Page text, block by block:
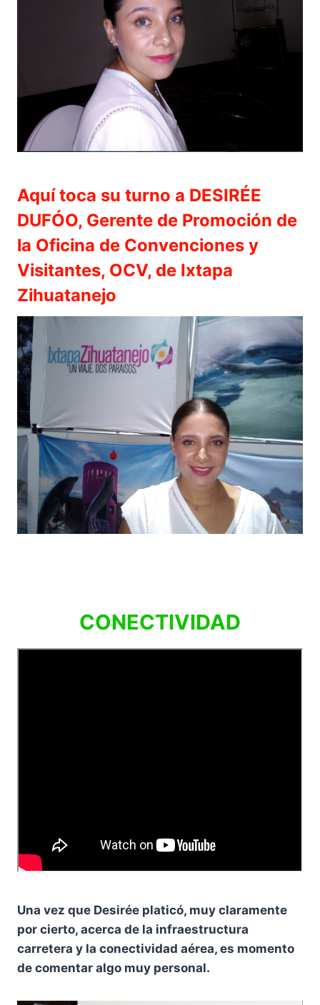
Aquí toca su turno a DESIRÉE
DUFÓO, Gerente de Promoción de
la Oficina de Convenciones y
Visitantes, OCV, de Ixtapa
Zihuatanejo
CONECTIVIDAD
Una vez que Desirée platicó, muy claramente
por cierto, acerca de la infraestructura
carretera y la conectividad aérea, es momento
de comentar algo muy personal.